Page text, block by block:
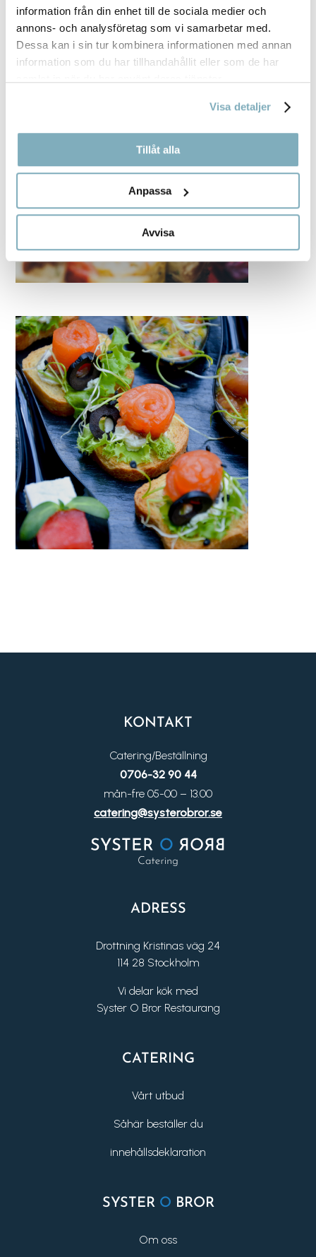
information från din enhet till de sociala medier och
annons- och analysföretag som vi samarbetar med.
Dessa kan i sin tur kombinera informationen med annan
information som du har tillhandahållit eller som de har
Visa detaljer
Tillåt alla
Anpassa
Avvisa
KONTAKT
Catering/Beställning
0706-32 90 44
mån-fre 05-00 – 13.00
catering@systerobror.se
ADRESS
Drottning Kristinas väg 24
114 28 Stockholm
Vi delar kök med
Syster O Bror Restaurang
CATERING
Vårt utbud
Såhär beställer du
innehållsdeklaration
SYSTER O BROR
Om oss